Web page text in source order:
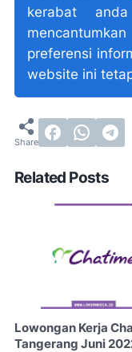
kerabat
preferensi
website ini
Related Posts
Lowongan Kerja
Tangerang Juni